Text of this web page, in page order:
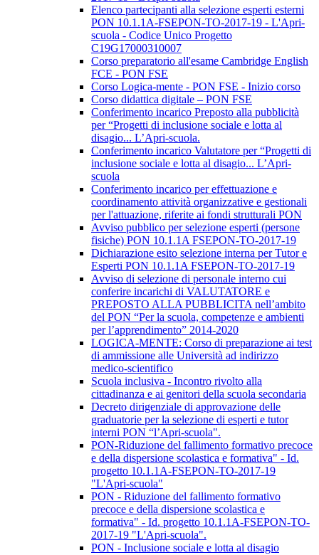
Elenco partecipanti alla selezione esperti esterni
PON 10.1.1A-FSEPON-TO-2017-19 - L'Apri-
scuola - Codice Unico Progetto
C19G17000310007
Corso preparatorio all'esame Cambridge English
FCE - PON FSE
Corso Logica-mente - PON FSE - Inizio corso
Corso didattica digitale – PON FSE
Conferimento incarico Preposto alla pubblicità
per “Progetti di inclusione sociale e lotta al
disagio... L’Apri-scuola.
Conferimento incarico Valutatore per “Progetti di
inclusione sociale e lotta al disagio... L’Apri-
scuola
Conferimento incarico per effettuazione e
coordinamento attività organizzative e gestionali
per l'attuazione, riferite ai fondi strutturali PON
Avviso pubblico per selezione esperti (persone
fisiche) PON 10.1.1A FSEPON-TO-2017-19
Dichiarazione esito selezione interna per Tutor e
Esperti PON 10.1.1A FSEPON-TO-2017-19
Avviso di selezione di personale interno cui
conferire incarichi di VALUTATORE e
PREPOSTO ALLA PUBBLICITA nell’ambito
del PON “Per la scuola, competenze e ambienti
per l’apprendimento” 2014-2020
LOGICA-MENTE: Corso di preparazione ai test
di ammissione alle Università ad indirizzo
medico-scientifico
Scuola inclusiva - Incontro rivolto alla
cittadinanza e ai genitori della scuola secondaria
Decreto dirigenziale di approvazione delle
graduatorie per la selezione di esperti e tutor
interni PON “l’Apri-scuola".
PON-Riduzione del fallimento formativo precoce
e della dispersione scolastica e formativa" - Id.
progetto 10.1.1A-FSEPON-TO-2017-19
"L'Apri-scuola"
PON - Riduzione del fallimento formativo
precoce e della dispersione scolastica e
formativa" - Id. progetto 10.1.1A-FSEPON-TO-
2017-19 "L'Apri-scuola".
PON - Inclusione sociale e lotta al disagio